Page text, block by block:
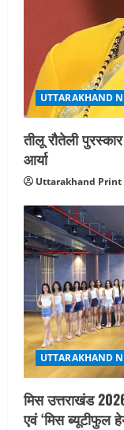
UTTARAKHAND
तीलू रौतेली
आर्या
Uttarakhand Print
UTTARAKHAND
मिस उत्तराखंड
एवं ‘मिस ब्यूटीफुल